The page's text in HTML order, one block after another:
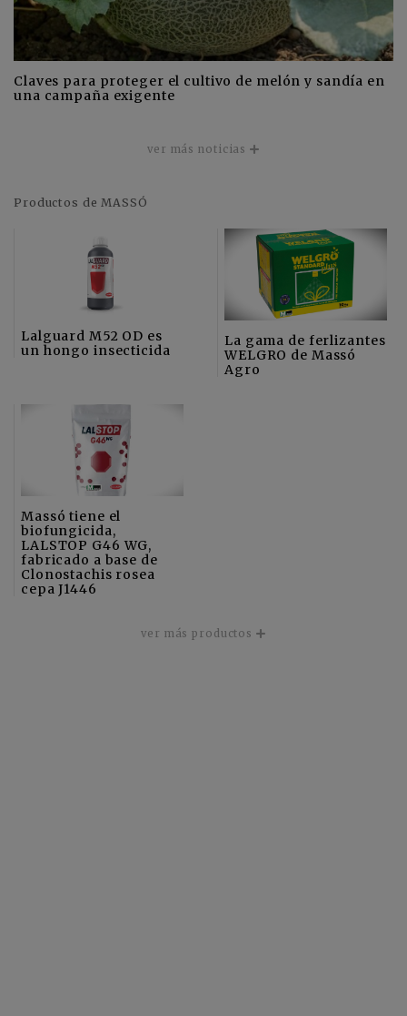
Claves para proteger el cultivo de melón y sandía en
una campaña exigente
ver más noticias
Productos de MASSÓ
Lalguard M52 OD es
un hongo insecticida
La gama de ferlizantes
WELGRO de Massó
Agro
Massó tiene el
biofungicida,
LALSTOP G46 WG,
fabricado a base de
Clonostachis rosea
cepa J1446
ver más productos